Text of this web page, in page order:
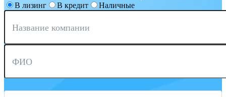
В лизинг
В кредит Наличные
Название компании
ФИО